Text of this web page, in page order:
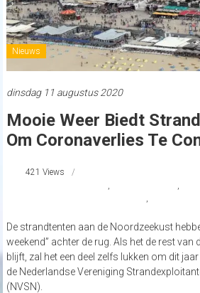
Nieuws
dinsdag 11 augustus 2020
Mooie Weer Biedt
Om Coronaverlies Te
421 Views
, ,
,
De strandtenten aan de Noordzeekust
weekend” achter de rug. Als het de rest
blijft, zal het een deel zelfs lukken om dit
de Nederlandse Vereniging
(NVSN).